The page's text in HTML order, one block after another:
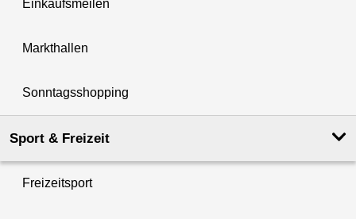
Einkaufsmeilen
Markthallen
Sonntagsshopping
Sport & Freizeit
Freizeitsport